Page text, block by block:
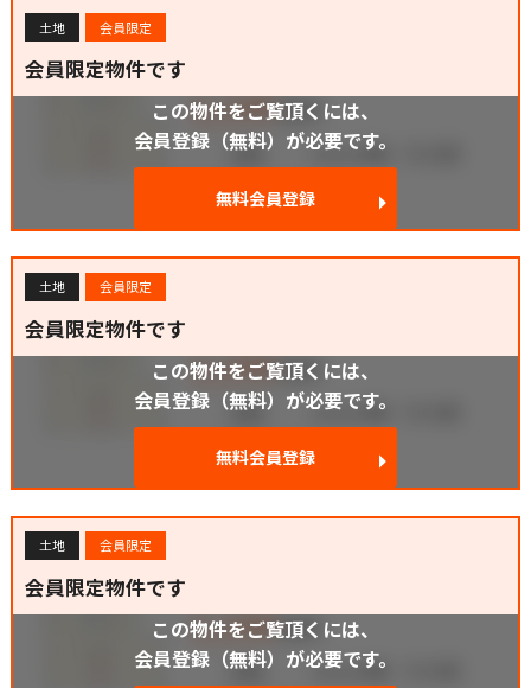
土地 会員限定
会員限定物件です
この物件をご覧頂くには、
会員登録（無料）が必要です。
無料会員登録
土地 会員限定
会員限定物件です
この物件をご覧頂くには、
会員登録（無料）が必要です。
無料会員登録
土地 会員限定
会員限定物件です
この物件をご覧頂くには、
会員登録（無料）が必要です。